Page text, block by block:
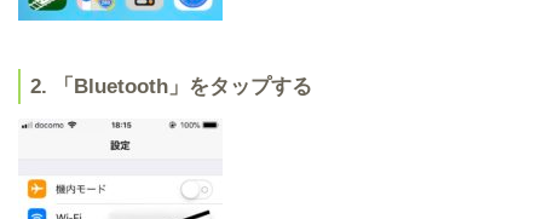
2. 「Bluetooth」をタップする